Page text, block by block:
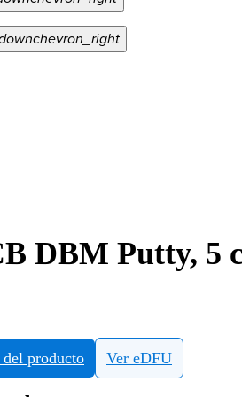
chevron_right
DBM Putty, 5
producto Ver eDFU